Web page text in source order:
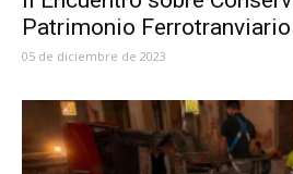
Patrimonio Ferrotranviario
05 de diciembre de 2023